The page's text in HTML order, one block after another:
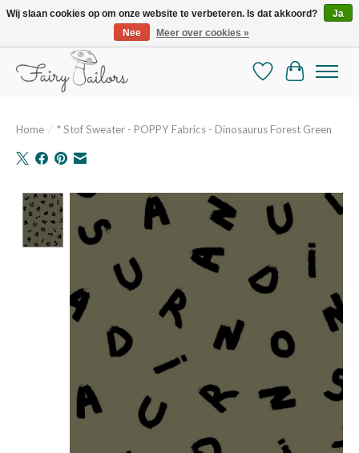
De mooiste online selectie stoffen en mercerie
Verlanglijst
Home / * Stof Sweater - POPPY Fabrics - Dinosaurus Forest Green
Product image slideshow Items
Wij slaan cookies op om onze website te verbeteren. Is dat akkoord?
Ja
Nee
Meer over cookies »